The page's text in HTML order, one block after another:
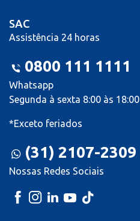
SAC
Assistência 24 horas
0800 111 1111
Whatsapp
Segunda à sexta 8:00 às 18:00
*Exceto feriados
(31) 2107-2309
Nossas Redes Sociais